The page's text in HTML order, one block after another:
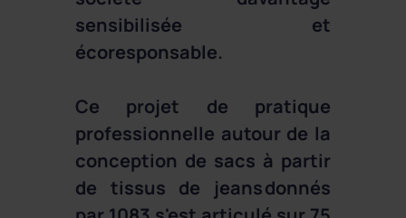
sensibilisée et
écoresponsable.
Ce projet de pratique
professionnelle autour de la
conception de sacs à partir
de tissus de jeans donnés